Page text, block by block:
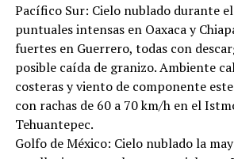
Pacífico Sur: Cielo nublado durante
puntuales intensas en Oaxaca y
fuertes en Guerrero, todas con
posible caída de granizo. Ambiente
costeras y viento de componente
con rachas de 60 a 70 km/h en el
Tehuantepec.
Golfo de México: Cielo nublado la